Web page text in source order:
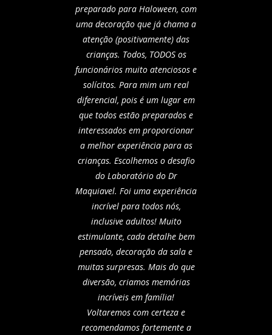
preparado para Haloween, com
uma decoração que já chama a
atenção (positivamente) das
crianças. Todos, TODOS os
funcionários muito atenciosos e
solícitos. Para mim um real
diferencial, pois é um lugar em
que todos estão preparados e
interessados em proporcionar
a melhor experiência para as
crianças. Escolhemos o desafio
do Laboratório do Dr
Maquiavel. Foi uma experiência
incrível para todos nós,
inclusive adultos! Muito
estimulante, cada detalhe bem
pensado, decoração da sala e
muitas surpresas. Mais do que
diversão, criamos memórias
incríveis em família!
Voltaremos com certeza e
recomendamos fortemente a